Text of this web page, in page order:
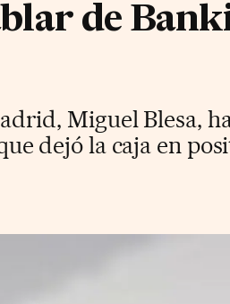
de
Miguel Blesa,
dejó la caja en